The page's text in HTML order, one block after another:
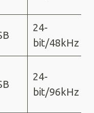
24-
bit/48kHz
24-
bit/96kHz